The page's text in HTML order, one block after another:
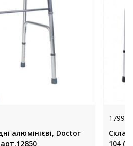
алюмінієві, Doctor
1799
104